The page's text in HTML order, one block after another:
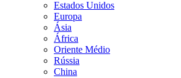
Estados Unidos
Europa
Ásia
África
Oriente Médio
Rússia
China